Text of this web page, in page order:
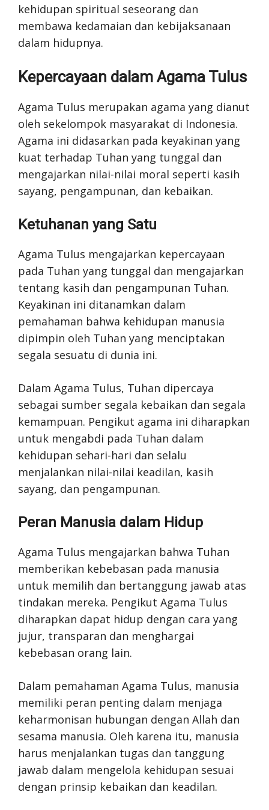
kehidupan spiritual seseorang dan
membawa kedamaian dan kebijaksanaan
dalam hidupnya.
Kepercayaan dalam Agama Tulus
Agama Tulus merupakan agama yang dianut
oleh sekelompok masyarakat di Indonesia.
Agama ini didasarkan pada keyakinan yang
kuat terhadap Tuhan yang tunggal dan
mengajarkan nilai-nilai moral seperti kasih
sayang, pengampunan, dan kebaikan.
Ketuhanan yang Satu
Agama Tulus mengajarkan kepercayaan
pada Tuhan yang tunggal dan mengajarkan
tentang kasih dan pengampunan Tuhan.
Keyakinan ini ditanamkan dalam
pemahaman bahwa kehidupan manusia
dipimpin oleh Tuhan yang menciptakan
segala sesuatu di dunia ini.
Dalam Agama Tulus, Tuhan dipercaya
sebagai sumber segala kebaikan dan segala
kemampuan. Pengikut agama ini diharapkan
untuk mengabdi pada Tuhan dalam
kehidupan sehari-hari dan selalu
menjalankan nilai-nilai keadilan, kasih
sayang, dan pengampunan.
Peran Manusia dalam Hidup
Agama Tulus mengajarkan bahwa Tuhan
memberikan kebebasan pada manusia
untuk memilih dan bertanggung jawab atas
tindakan mereka. Pengikut Agama Tulus
diharapkan dapat hidup dengan cara yang
jujur, transparan dan menghargai
kebebasan orang lain.
Dalam pemahaman Agama Tulus, manusia
memiliki peran penting dalam menjaga
keharmonisan hubungan dengan Allah dan
sesama manusia. Oleh karena itu, manusia
harus menjalankan tugas dan tanggung
jawab dalam mengelola kehidupan sesuai
dengan prinsip kebaikan dan keadilan.